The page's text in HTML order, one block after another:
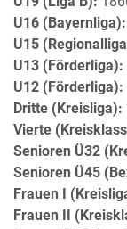
U16 (Bayernliga):
U15
U13 (Förderliga):
U12 (Förderliga):
Dritte (Kreisliga):
Vierte
Senioren Ü32
Senioren Ü45
Frauen I
Frauen II